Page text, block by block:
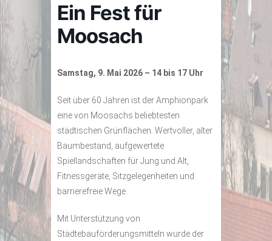
Ein Fest für
Moosach
Samstag, 9. Mai 2026 – 14 bis 17 Uhr
Seit über 60 Jahren ist der Amphionpark
eine von Moosachs beliebtesten
städtischen Grünflächen. Wertvoller, alter
Baumbestand, aufgewertete
Spiellandschaften für Jung und Alt,
Fitnessgeräte, Sitzgelegenheiten und
barrierefreie Wege.
Mit Unterstützung von
Städtebauförderungsmitteln wurde der